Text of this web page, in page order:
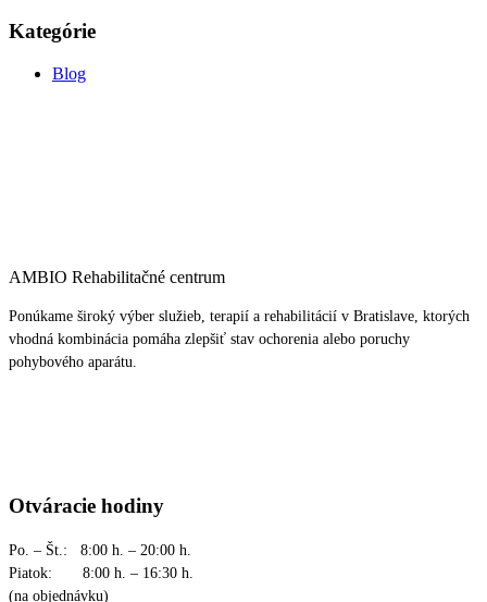
Kategórie
Blog
AMBIO Rehabilitačné centrum
Ponúkame široký výber služieb, terapií a rehabilitácií v Bratislave, ktorých
vhodná kombinácia pomáha zlepšiť stav ochorenia alebo poruchy
pohybového aparátu.
Otváracie hodiny
Po. – Št.: 8:00 h. – 20:00 h.
Piatok: 8:00 h. – 16:30 h.
(na objednávku)